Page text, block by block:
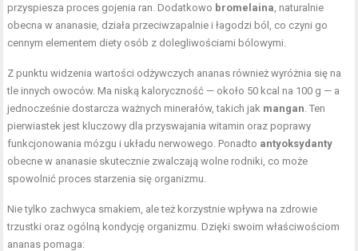
przyspiesza proces gojenia ran. Dodatkowo bromelaina , naturalnie
obecna w ananasie, działa przeciwzapalnie i łagodzi ból, co czyni go
cennym elementem diety osób z dolegliwościami bólowymi.
Z punktu widzenia wartości odżywczych ananas również wyróżnia się na
tle innych owoców. Ma niską kaloryczność — około 50 kcal na 100 g — a
jednocześnie dostarcza ważnych minerałów, takich jak mangan . Ten
pierwiastek jest kluczowy dla przyswajania witamin oraz poprawy
funkcjonowania mózgu i układu nerwowego. Ponadto antyoksydanty
obecne w ananasie skutecznie zwalczają wolne rodniki, co może
spowolnić proces starzenia się organizmu.
Nie tylko zachwyca smakiem, ale też korzystnie wpływa na zdrowie
trzustki oraz ogólną kondycję organizmu. Dzięki swoim właściwościom
ananas pomaga: